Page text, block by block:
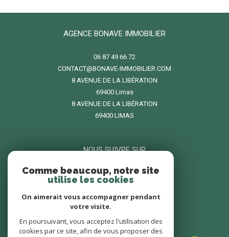
AGENCE BONAVE IMMOBILIER
06 87 49 66 72
CONTACT@BONAVE-IMMOBILIER.COM
8 AVENUE DE LA LIBÉRATION
69400
limas
8 AVENUE DE LA LIBÉRATION
69400 LIMAS
NOUS SUIVRE SUR
ADHÉRENTS
Comme beaucoup, notre site
utilise les cookies
On aimerait vous accompagner pendant
votre visite.
En poursuivant, vous acceptez l'utilisation des
cookies par ce site, afin de vous proposer des